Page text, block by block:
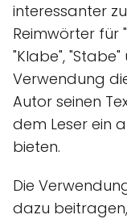
interessanter
Reimwörter für
"Klabe",
Verwendung
Autor seinen
dem Leser ein
bieten.
Die
dazu